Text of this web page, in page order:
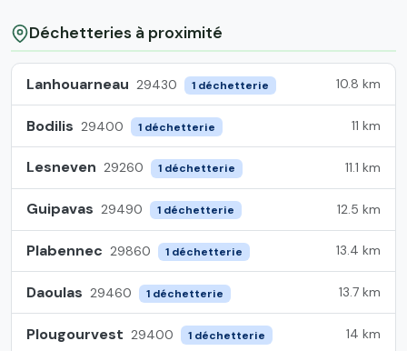
Déchetteries à proximité
Lanhouarneau 29430 1 déchetterie 10.8 km
Bodilis 29400 1 déchetterie 11 km
Lesneven 29260 1 déchetterie 11.1 km
Guipavas 29490 1 déchetterie 12.5 km
Plabennec 29860 1 déchetterie 13.4 km
Daoulas 29460 1 déchetterie 13.7 km
Plougourvest 29400 1 déchetterie 14 km